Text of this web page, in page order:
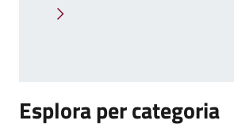
Pagina successiva
Esplora per categoria